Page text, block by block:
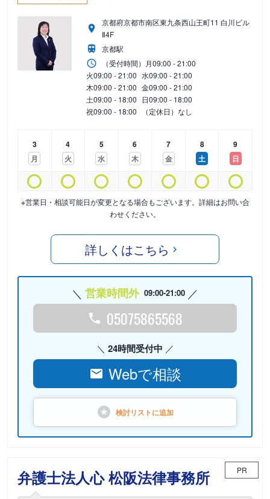
京都府京都市南区東九条西山王町11 白川ビル
Ⅱ4F
京都駅
（受付時間） 月09:00 - 21:00
火09:00 - 21:00 水09:00 - 21:00
木09:00 - 21:00 金09:00 - 21:00
土09:00 - 18:00 日09:00 - 18:00
祝09:00 - 18:00 （定休日）なし
3
月
4
火
5
水
6
木
7
金
8
土
9
日
※営業日・相談可能日が変更となる場合もございます。詳細はお問い合
わせください。
詳しくはこちら
営業時間外 09:00-21:00
05075865568
24時間受付中
Webで相談
検討リストに追加
弁護士法人心 松阪法律事務所 PR